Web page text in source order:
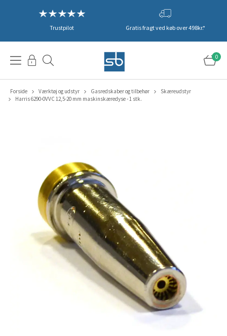
Trustpilot Gratis fragt ved køb over 498kr.*
0
Forside Værktøj og udstyr Gasredskaber og tilbehør
Skæreudstyr
Harris 6290-0VVC 12,5-20 mm maskinskæredyse - 1 stk.